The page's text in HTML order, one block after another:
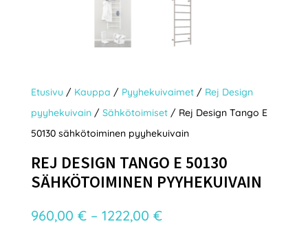
Etusivu / Kauppa / Pyyhekuivaimet/ Rej Design
pyyhekuivain/ Sähkötoimiset/ Rej Design Tango E
50130 sähkötoiminen pyyhekuivain
REJ DESIGN TANGO E 50130
SÄHKÖTOIMINEN PYYHEKUIVAIN
960,00 € – 1222,00 €Hintaluokka: